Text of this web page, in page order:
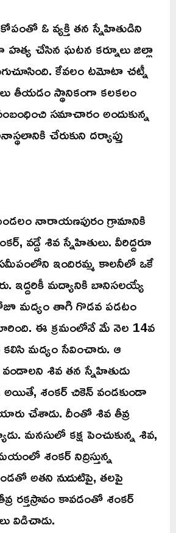
ఓ వ్యక్తి తన స్నేహితుడిని
హత్య చేసిన ఘటన కర్నూలు జిల్లా
కేవలం టమోటా చట్నీ
తీయడం స్థానికంగా కలకలం
సమాచారం అందుకున్న
చేరుకుని దర్యాప్తు
నారాయణపురం గ్రామానికి
వడ్డే శివ స్నేహితులు. వీరిద్దరూ
ఇందిరమ్మ కాలనీలో ఒకే
ఇద్దరికీ మద్యానికి బానిసలయ్యే
మద్యం తాగి గొడవ పడటం
ఈ క్రమంలోనే మే నెల 14వ
కలిసి మద్యం సేవించారు. ఆ
శివ తన స్నేహితుడు
అయితే, శంకర్ చికెన్ వండకుండా
చేశాడు. దీంతో శివ తీవ్ర
మనసులో కక్ష పెంచుకున్న శివ,
శంకర్ నిద్రిస్తున్న
అతని నుదుటిపై, తలపై
రక్తస్రావం కావడంతో శంకర్
విడిచాడు.